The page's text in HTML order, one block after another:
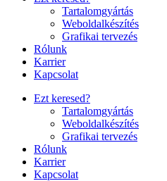
Tartalomgyártás
Weboldalkészítés
Grafikai tervezés
Rólunk
Karrier
Kapcsolat
Ezt keresed?
Tartalomgyártás
Weboldalkészítés
Grafikai tervezés
Rólunk
Karrier
Kapcsolat